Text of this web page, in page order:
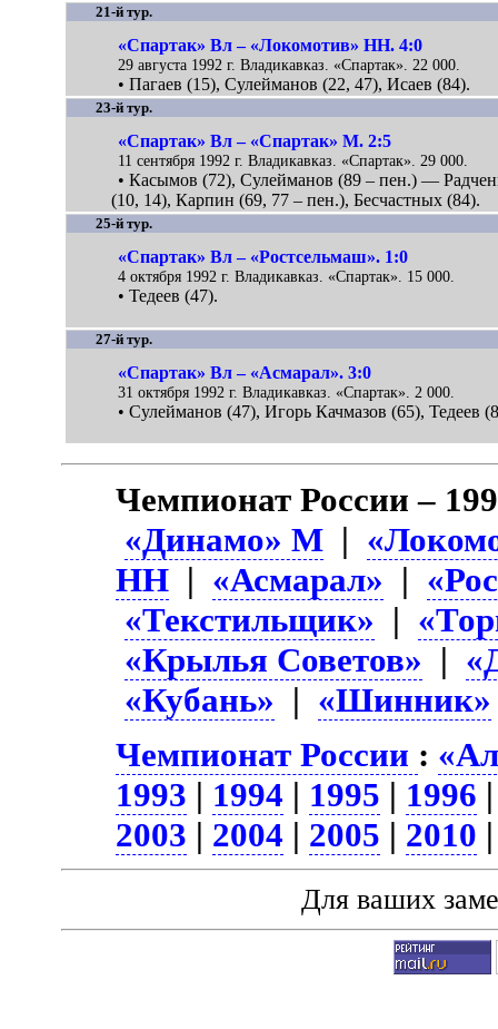
21-й тур.
«Спартак» Вл – «Локомотив» НН. 4:0
29 августа 1992 г. Владикавказ. «Спартак». 22 000.
• Пагаев (15), Сулейманов (22, 47), Исаев (84).
23-й тур.
«Спартак» Вл – «Спартак» М. 2:5
11 сентября 1992 г. Владикавказ. «Спартак». 29 000.
• Касымов (72), Сулейманов (89 – пен.) —
(10, 14), Карпин (69, 77 – пен.), Бесчастных (84).
25-й тур.
«Спартак» Вл – «Ростсельмаш». 1:0
4 октября 1992 г. Владикавказ. «Спартак». 15 000.
• Тедеев (47).
27-й тур.
«Спартак» Вл – «Асмарал». 3:0
31 октября 1992 г. Владикавказ. «Спартак». 2 000.
• Сулейманов (47), Игорь Качмазов (65), Тедеев
Чемпионат России –
«Динамо» М |
НН | «Асмарал» |
«Текстильщик» |
«Крылья Советов» |
«Кубань» | «Шинник»
Чемпионат России :
1993 | 1994 | 1995 | 1996
2003 | 2004 | 2005 | 2010
Для ваших